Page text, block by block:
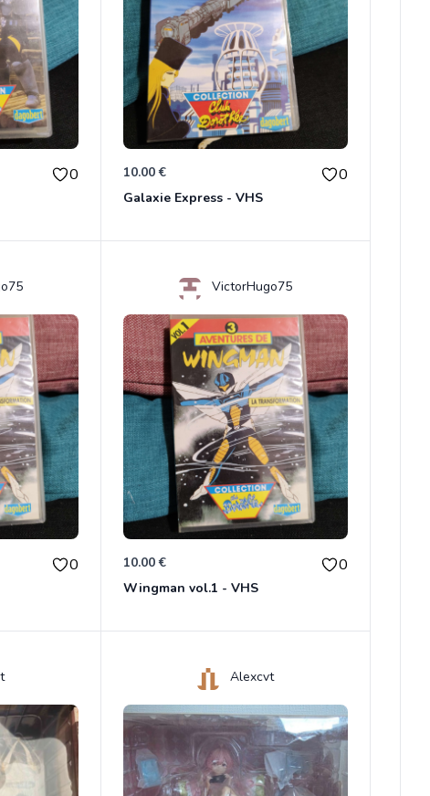
0 10.00 € 0
Galaxie Express - VHS
0
VictorHugo75
10.00 € 0
Wingman vol.1 - VHS
Alexcvt